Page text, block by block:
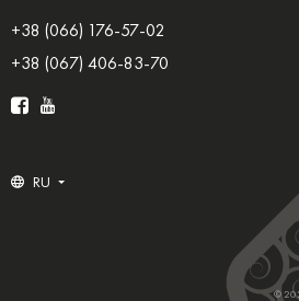
+38 (066) 176-57-02
+38 (067) 406-83-70
RU
©